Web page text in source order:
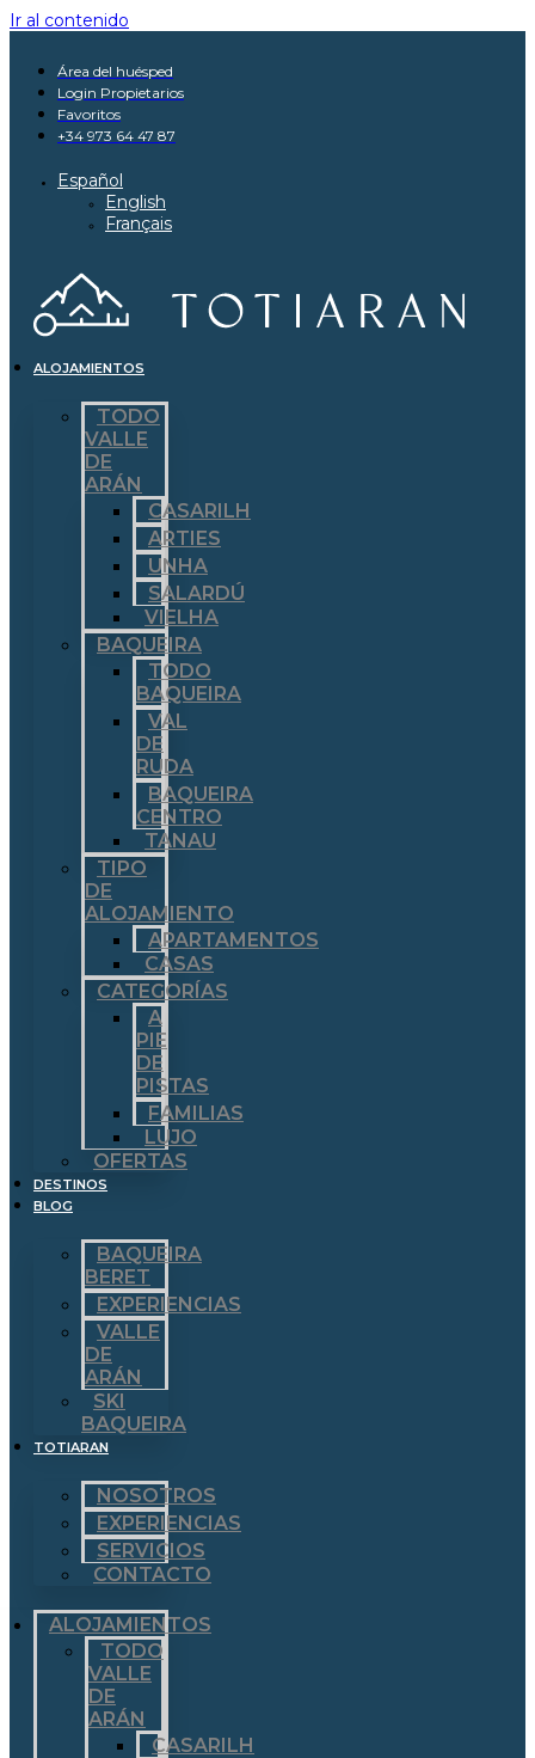
Ir al contenido
Área del huésped
Login Propietarios
Favoritos
+34 973 64 47 87
Español
English
Français
ALOJAMIENTOS
TODO
VALLE
DE
ARÁN
CASARILH
ARTIES
UNHA
SALARDÚ
VIELHA
BAQUEIRA
TODO
BAQUEIRA
VAL
DE
RUDA
BAQUEIRA
CENTRO
TANAU
TIPO
DE
ALOJAMIENTO
APARTAMENTOS
CASAS
CATEGORÍAS
A
PIE
DE
PISTAS
FAMILIAS
LUJO
OFERTAS
DESTINOS
BLOG
BAQUEIRA
BERET
EXPERIENCIAS
VALLE
DE
ARÁN
SKI
BAQUEIRA
TOTIARAN
NOSOTROS
EXPERIENCIAS
SERVICIOS
CONTACTO
ALOJAMIENTOS
TODO
VALLE
DE
ARÁN
CASARILH